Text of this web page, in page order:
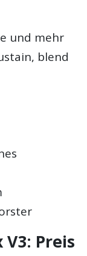
und mehr
blend
Preis